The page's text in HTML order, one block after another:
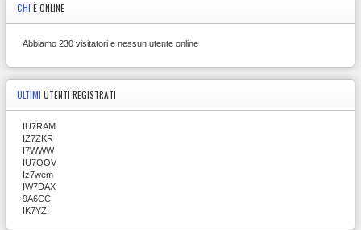
CHI È ONLINE
Abbiamo 230 visitatori e nessun utente online
ULTIMI UTENTI REGISTRATI
IU7RAM
IZ7ZKR
I7WWW
IU7OOV
Iz7wem
IW7DAX
9A6CC
IK7YZI